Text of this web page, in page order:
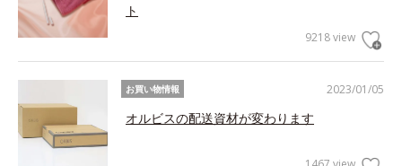
ト
9218 view
2023/01/05
お買い物情報
オルビスの配送資材が変わります